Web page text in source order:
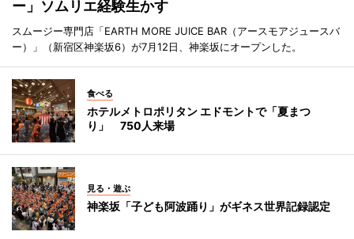
ー」ソムリエ経験生かす
スムージー専門店「EARTH MORE JUICE BAR（アースモアジュースバ
ー）」（新宿区神楽坂6）が7月12日、神楽坂にオープンした。
食べる
ホテルメトロポリタン エドモントで「夏まつ
り」 750人来場
見る・遊ぶ
神楽坂「子ども阿波踊り」がギネス世界記録認定